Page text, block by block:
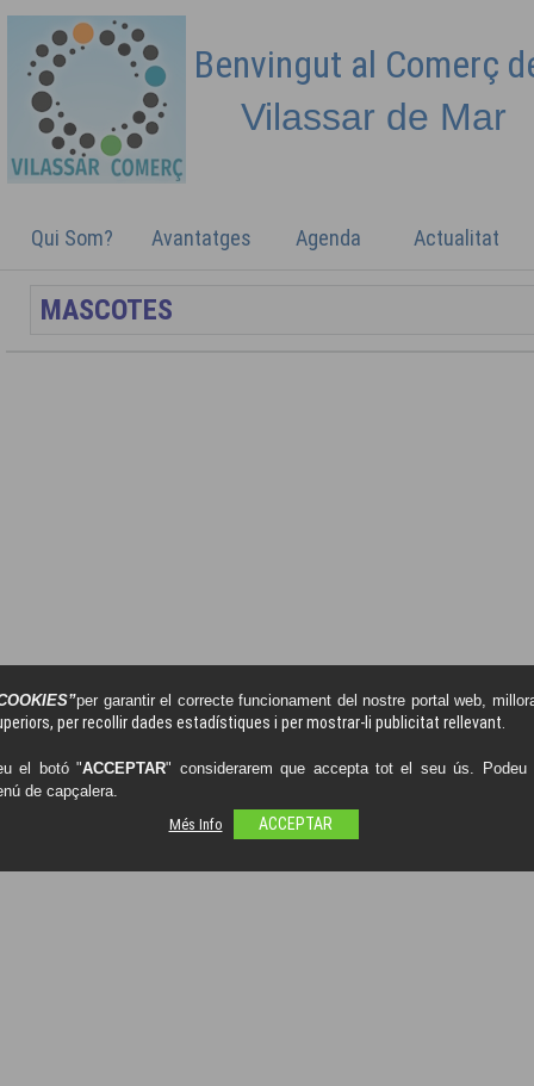
Benvingut al Comerç
Vilassar de Mar
Qui Som? Avantatges Agenda Actualitat
per garantir el correcte funcionament del nostre portal web,
per recollir dades estadístiques i per mostrar-li publicitat rellevant.
el botó "ACCEPTAR" considerarem que accepta tot el seu ús.
de capçalera.
Més Info
ACCEPTAR